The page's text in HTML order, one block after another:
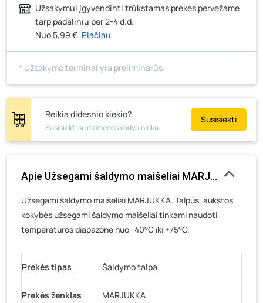
J. Basanavičiaus g. 6, Utena
Novočėbės k. 3, Kėdainiai
Skuodo g. 41, Mažeikiai- 0 vienetų
Žemaičių g. 2, Raseiniai
Pramonės g. 6E, Šilutė- 0 vienetų
Gedimino g. 54, Tauragė- 0 vienetų
Veteranų g. 11, Visaginas - 0 vienetų
Baravykų g. 1, Druskininkai- 0 vienetų
Vilniaus g. 89D, Ukmergė- 0 vienetų
K. Donelaičio g. 17, Rokiškis
Šaltupės g. 64, Zarasai
Užsakymui įgyvendinti trūkstamas prekes pervežame
tarp padalinių per 2-4 d.d.
Nuo 5,99 € Plačiau
* Užsakymo terminai yra preliminarūs.
Reikia didesnio kiekio?
Susisiekti su didmenos vadybininku.
Susisiekti
Apie Užsegami šaldymo maišeliai MARJUKKA, 0,5
Užsegami šaldymo maišeliai MARJUKKA. Talpūs, aukštos
kokybės užsegami šaldymo maišeliai tinkami naudoti
temperatūros diapazone nuo -40°C iki +75°C.
Prekės tipas Šaldymo talpa
Prekės ženklas MARJUKKA